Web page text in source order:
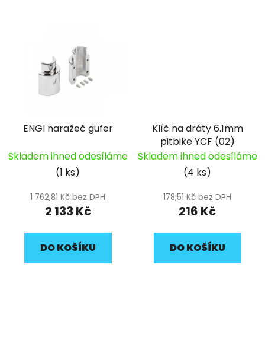
ENGI naražeč gufer
Skladem ihned odesíláme
(1 ks)
1 762,81 Kč bez DPH
2 133 Kč
DO KOŠÍKU
Klíč na dráty 6.1mm
pitbike YCF (02)
Skladem ihned odesíláme
(4 ks)
178,51 Kč bez DPH
216 Kč
DO KOŠÍKU